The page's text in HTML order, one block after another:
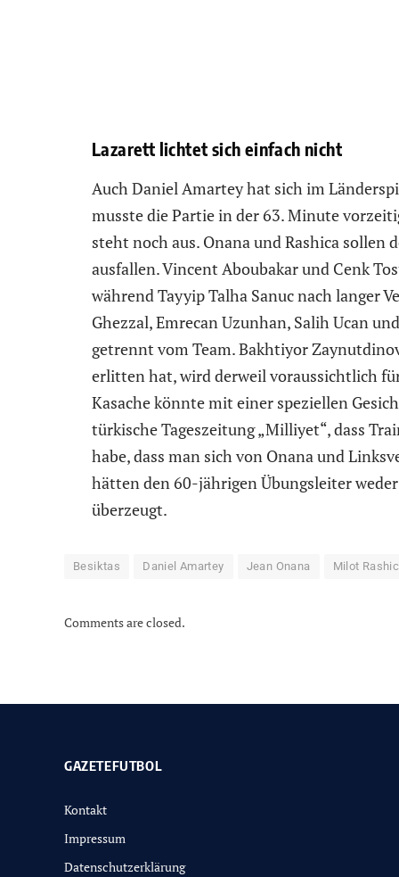
Lazarett lichtet sich einfach nicht
Auch Daniel Amartey hat sich im
musste die Partie in der 63. Minute
steht noch aus. Onana und Rashica sollen
ausfallen. Vincent Aboubakar und Cenk
während Tayyip Talha Sanuc nach langer
Ghezzal, Emrecan Uzunhan, Salih Ucan
getrennt vom Team. Bakhtiyor
erlitten hat, wird derweil voraussichtlich
Kasache könnte mit einer speziellen
türkische Tageszeitung „Milliyet“, dass
habe, dass man sich von Onana und
hätten den 60-jährigen Übungsleiter
überzeugt.
Besiktas Daniel Amartey Jean Onana Milot
Comments are closed.
GAZETEFUTBOL
Kontakt
Impressum
Datenschutzerklärung